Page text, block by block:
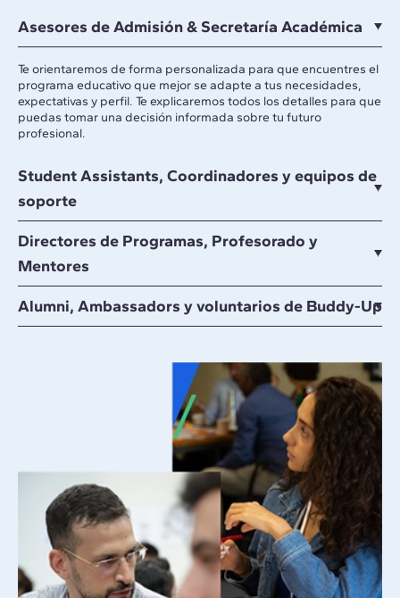
Asesores de Admisión & Secretaría Académica
Te orientaremos de forma personalizada para que encuentres el
programa educativo que mejor se adapte a tus necesidades,
expectativas y perfil. Te explicaremos todos los detalles para que
puedas tomar una decisión informada sobre tu futuro
profesional.
Student Assistants, Coordinadores y equipos de
soporte
Directores de Programas, Profesorado y
Mentores
Alumni, Ambassadors y voluntarios de Buddy-Up